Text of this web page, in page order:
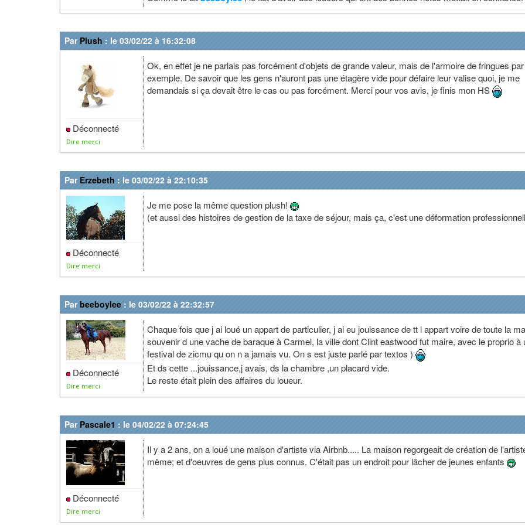
Par Plush : le 03/02/22 à 16:32:08
Déconnecté
Dire merci
Ok, en effet je ne parlais pas forcément d'objets de grande valeur, mais de l'armoire de fringues par
exemple. De savoir que les gens n'auront pas une étagère vide pour défaire leur valise quoi, je me
demandais si ça devait être le cas ou pas forcément. Merci pour vos avis, je finis mon HS
Par Erzebeth : le 03/02/22 à 22:10:35
Déconnecté
Dire merci
Je me pose la même question plush!
(et aussi des histoires de gestion de la taxe de séjour, mais ça, c'est une déformation
Parbeeboylee : le 03/02/22 à 22:32:57
Déconnecté
Dire merci
Chaque fois que j ai loué un appart de particulier, j ai eu jouissance de tt l appart voire de toute la
souvenir d une vache de baraque à Carmel, la ville dont Clint eastwood fut maire, avec le proprio à
festival de zicmu qu on n a jamais vu. On s est juste parlé par textos )
Et ds cette ...jouissance,j avais, ds la chambre ,un placard vide.
Le reste était plein des affaires du loueur.
Par Pascale1 : le 04/02/22 à 07:24:45
Déconnecté
Dire merci
Il y a 2 ans, on a loué une maison d'artiste via Airbnb..... La maison regorgeait de création de
même; et d'oeuvres de gens plus connus. C'était pas un endroit pour lâcher de jeunes enfants